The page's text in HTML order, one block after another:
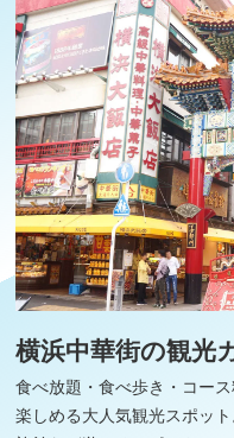
横浜中華街の観光
食べ放題・食べ歩き・コー
楽しめる大人気観光スポッ